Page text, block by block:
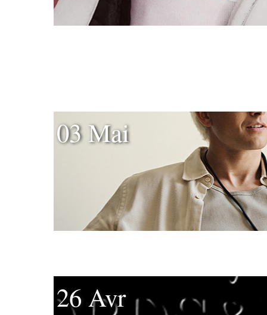
03 Mai
26 Avr